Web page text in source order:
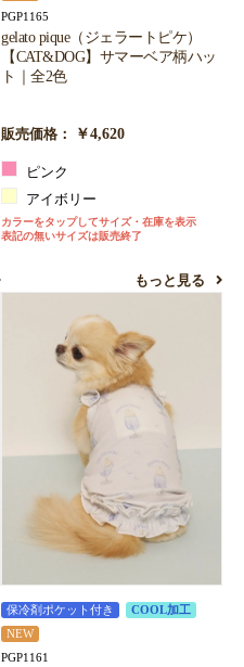
PGP1165
gelato pique（ジェラートピケ）
【CAT&DOG】サマーベア柄ハッ
ト｜全2色
販売価格： ￥4,620
ピンク
アイボリー
カラーをタップしてサイズ・在庫を表示
表記の無いサイズは販売終了
もっと見る
保冷剤ポケット付き
COOL加工
NEW
PGP1161